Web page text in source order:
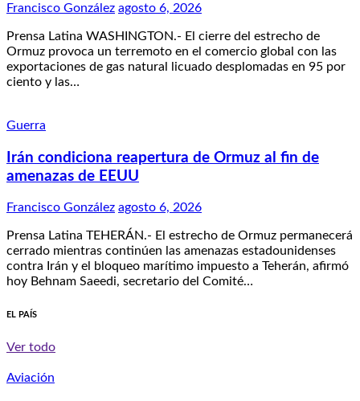
Francisco González agosto 6, 2026
Prensa Latina WASHINGTON.- El cierre del estrecho de
Ormuz provoca un terremoto en el comercio global con las
exportaciones de gas natural licuado desplomadas en 95 por
ciento y las…
Guerra
Irán condiciona reapertura de Ormuz al fin de
amenazas de EEUU
Francisco González agosto 6, 2026
Prensa Latina TEHERÁN.- El estrecho de Ormuz permanecerá
cerrado mientras continúen las amenazas estadounidenses
contra Irán y el bloqueo marítimo impuesto a Teherán, afirmó
hoy Behnam Saeedi, secretario del Comité…
EL PAÍS
Ver todo
Aviación